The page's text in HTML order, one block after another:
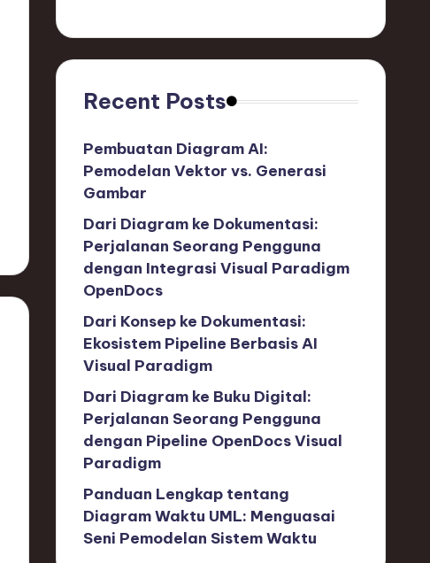
Recent Posts
Pembuatan Diagram AI:
Pemodelan Vektor vs. Generasi
Gambar
Dari Diagram ke Dokumentasi:
Perjalanan Seorang Pengguna
dengan Integrasi Visual Paradigm
OpenDocs
Dari Konsep ke Dokumentasi:
Ekosistem Pipeline Berbasis AI
Visual Paradigm
Dari Diagram ke Buku Digital:
Perjalanan Seorang Pengguna
dengan Pipeline OpenDocs Visual
Paradigm
Panduan Lengkap tentang
Diagram Waktu UML: Menguasai
Seni Pemodelan Sistem Waktu